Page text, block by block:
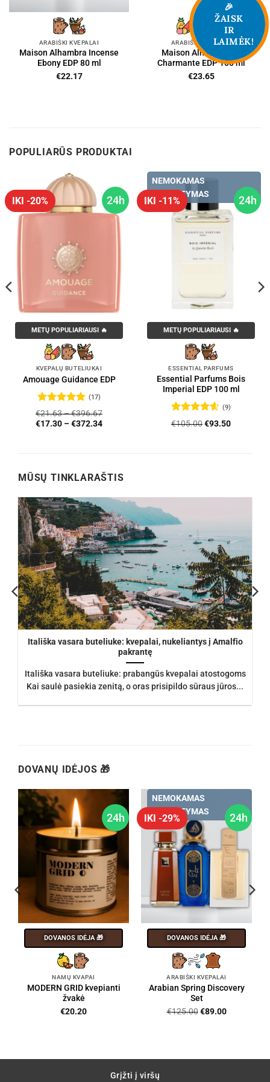
ARABIŠKI KVEPALAI
Maison Alhambra Incense
Ebony EDP 80 ml
€22.17
ARABIŠKI KVEPALAI
Maison Alhambra La
Charmante EDP 100 ml
€23.65
POPULIARŪS PRODUKTAI
24h
IKI -20%
METŲ POPULIARIAUSI 🔥
KVEPALŲ BUTELIUKAI
Amouage Guidance EDP
Įvertinimas:
4.76iš 5
(17)
€21.63–€396.67
€17.30 –€372.34
24h
IKI -11%
NEMOKAMAS
PRISTATYMAS
METŲ POPULIARIAUSI 🔥
ESSENTIAL PARFUMS
Essential Parfums Bois
Imperial EDP 100 ml
Įvertinimas:
(9)
€105.00Original
€93.50Current
MŪSŲ TINKLARAŠTIS
Itališka vasara buteliuke: kvepalai, nukeliantys į Amalfio
pakrantę
Itališka vasara buteliuke: prabangūs kvepalai atostogoms
Kai saulė pasiekia zenitą, o oras prisipildo sūraus jūros...
DOVANŲ IDĖJOS 🎁
24h
DOVANOS IDĖJA 🎁
NAMŲ KVAPAI
MODERN GRID kvepianti
žvakė
€20.20
24h
IKI -29%
NEMOKAMAS
PRISTATYMAS
DOVANOS IDĖJA 🎁
ARABIŠKI KVEPALAI
Arabian Spring Discovery
Set
€125.00 Original
€89.00Current
Grįžti į viršų
🎉
ŽAISK
IR
LAIMĖK!